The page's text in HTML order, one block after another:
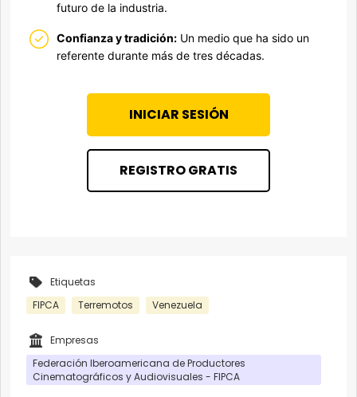
futuro de la industria.
Confianza y tradición: Un medio que ha sido un
referente durante más de tres décadas.
INICIAR SESIÓN
REGISTRO GRATIS
Etiquetas
FIPCA
Terremotos Venezuela
Empresas
Federación Iberoamericana de Productores
Cinematográficos y Audiovisuales - FIPCA